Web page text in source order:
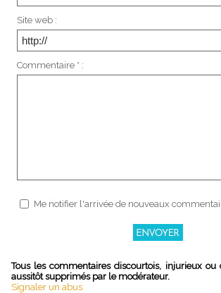
Site web :
Commentaire * :
Me notifier l'arrivée de nouveaux
Tous les commentaires discourtois, injurieux ou
aussitôt supprimés par le modérateur.
Signaler un abus